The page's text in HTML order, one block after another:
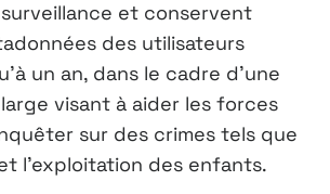
et conservent
des utilisateurs
un an, dans le cadre d’une
visant à aider les forces
sur des crimes tels que
l’exploitation des enfants.